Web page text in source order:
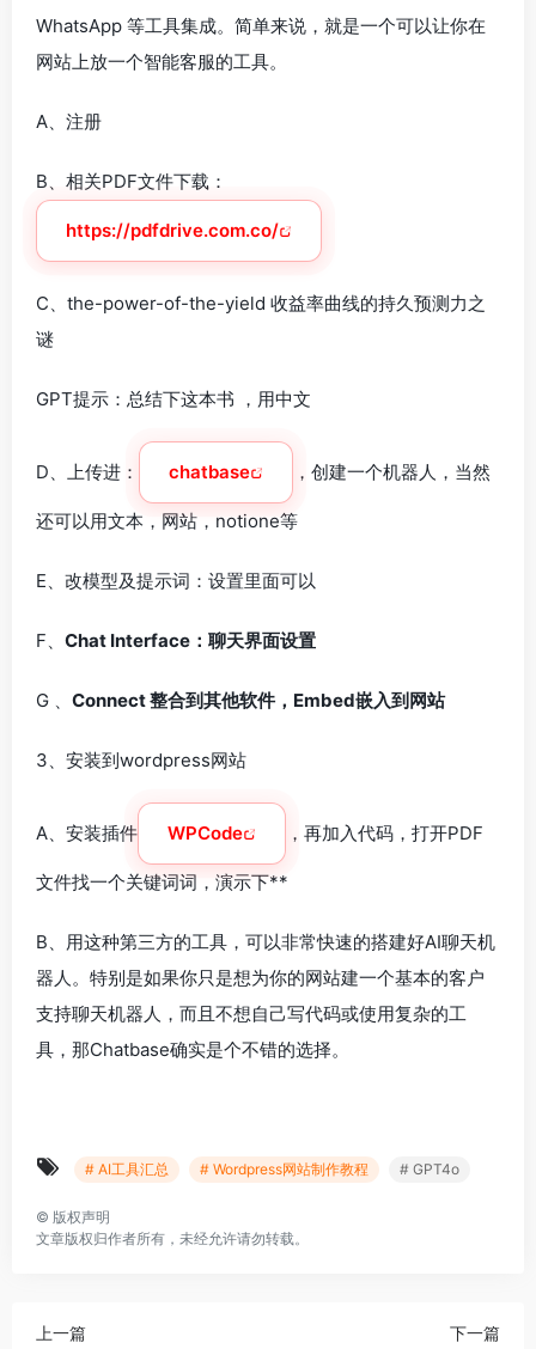
WhatsApp 等工具集成。简单来说，就是一个可以让你在
网站上放一个智能客服的工具。
A、注册
B、相关PDF文件下载：
https://pdfdrive.com.co/
C、the-power-of-the-yield 收益率曲线的持久预测力之
谜
GPT提示：总结下这本书 ，用中文
D、上传进： chatbase ，创建一个机器人，当然
还可以用文本，网站，notione等
E、改模型及提示词：设置里面可以
F、 Chat Interface：聊天界面设置
G 、 Connect 整合到其他软件，Embed嵌入到网站
3、安装到wordpress网站
A、安装插件 WPCode ，再加入代码，打开PDF
文件找一个关键词词，演示下**
B、用这种第三方的工具，可以非常快速的搭建好AI聊天机
器人。特别是如果你只是想为你的网站建一个基本的客户
支持聊天机器人，而且不想自己写代码或使用复杂的工
具，那Chatbase确实是个不错的选择。
# AI工具汇总 # Wordpress网站制作教程 # GPT4o
© 版权声明
文章版权归作者所有，未经允许请勿转载。
上一篇 下一篇